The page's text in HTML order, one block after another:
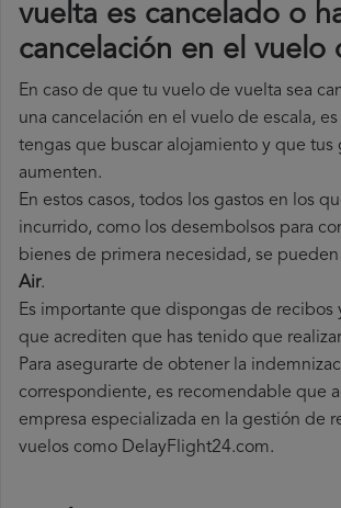
vuelta es cancelado o
cancelación en el vuelo
En caso de que tu vuelo de vuelta sea
una cancelación en el vuelo de escala,
tengas que buscar alojamiento y que tus
aumenten.
En estos casos, todos los gastos en los
incurrido, como los desembolsos para
bienes de primera necesidad, se pueden
Air.
Es importante que dispongas de recibos
que acrediten que has tenido que
Para asegurarte de obtener la
correspondiente, es recomendable que
empresa especializada en la gestión de
vuelos como DelayFlight24.com.